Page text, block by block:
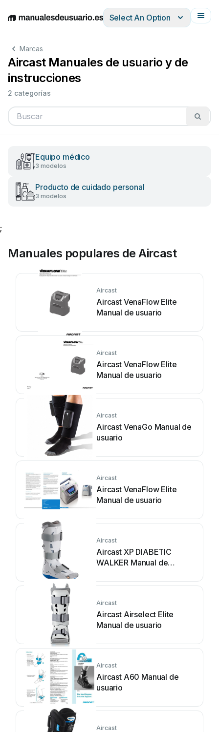
EnglishDeutschEspañolItalianoFrançais
Select An Option
Marcas
Aircast Manuales de usuario y de
instrucciones
2 categorías
Equipo médico
3 modelos
Producto de cuidado personal
3 modelos
;
Manuales populares de Aircast
Aircast
Aircast VenaFlow Elite
Manual de usuario
Aircast
Aircast VenaFlow Elite
Manual de usuario
Aircast
Aircast VenaGo Manual de
usuario
Aircast
Aircast VenaFlow Elite
Manual de usuario
Aircast
Aircast XP DIABETIC
WALKER Manual de
Aircast
Aircast Airselect Elite
Manual de usuario
Aircast
Aircast A60 Manual de
usuario
Aircast